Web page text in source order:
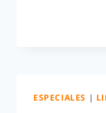
ESPECIALES |